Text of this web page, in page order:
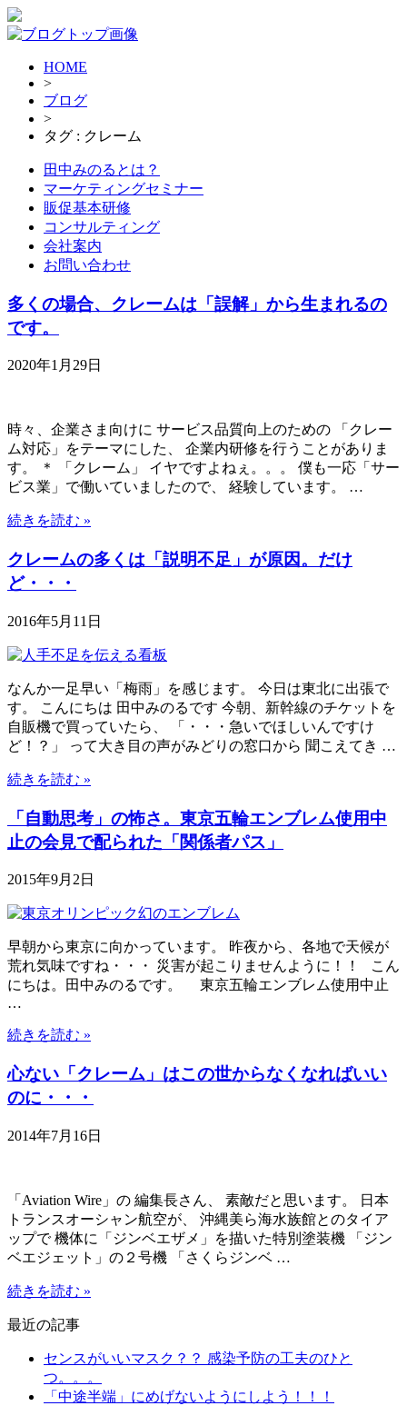
HOME
>
ブログ
>
タグ : クレーム
田中みのるとは？
マーケティングセミナー
販促基本研修
コンサルティング
会社案内
お問い合わせ
多くの場合、クレームは「誤解」から生まれるの
です。
2020年1月29日
時々、企業さま向けに サービス品質向上のための 「クレー
ム対応」をテーマにした、 企業内研修を行うことがありま
す。 ＊ 「クレーム」 イヤですよねぇ。。。 僕も一応「サー
ビス業」で働いていましたので、 経験しています。 …
続きを読む »
クレームの多くは「説明不足」が原因。だけ
ど・・・
2016年5月11日
なんか一足早い「梅雨」を感じます。 今日は東北に出張で
す。 こんにちは 田中みのるです 今朝、新幹線のチケットを
自販機で買っていたら、 「・・・急いでほしいんですけ
ど！？」 って大き目の声がみどりの窓口から 聞こえてき …
続きを読む »
「自動思考」の怖さ。東京五輪エンブレム使用中
止の会見で配られた「関係者パス」
2015年9月2日
早朝から東京に向かっています。 昨夜から、各地で天候が
荒れ気味ですね・・・ 災害が起こりませんように！！ こん
にちは。田中みのるです。 東京五輪エンブレム使用中止
…
続きを読む »
心ない「クレーム」はこの世からなくなればいい
のに・・・
2014年7月16日
「Aviation Wire」の 編集長さん、 素敵だと思います。 日本
トランスオーシャン航空が、 沖縄美ら海水族館とのタイア
ップで 機体に「ジンベエザメ」を描いた特別塗装機 「ジン
ベエジェット」の２号機 「さくらジンベ …
続きを読む »
最近の記事
センスがいいマスク？？ 感染予防の工夫のひと
つ。。。
「中途半端」にめげないようにしよう！！！